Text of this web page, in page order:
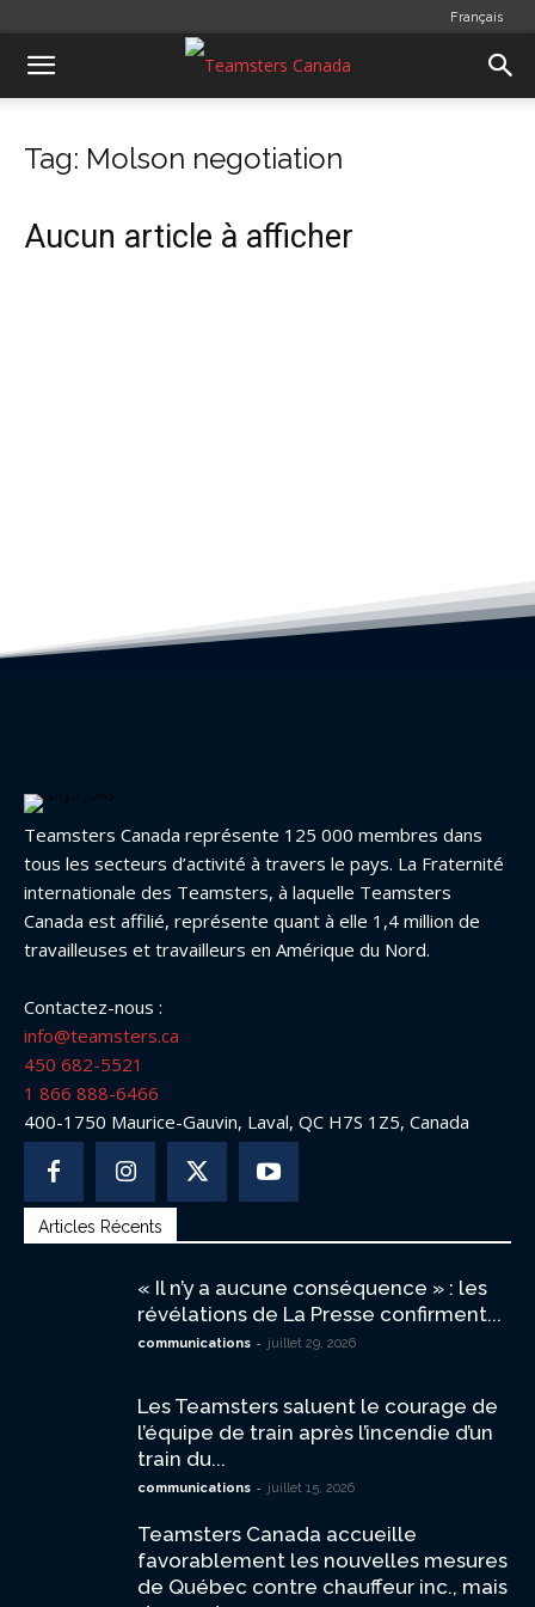
Français
Tag: Molson negotiation
Aucun article à afficher
Teamsters Canada représente 125 000 membres dans
tous les secteurs d’activité à travers le pays. La Fraternité
internationale des Teamsters, à laquelle Teamsters
Canada est affilié, représente quant à elle 1,4 million de
travailleuses et travailleurs en Amérique du Nord.
Contactez-nous :
info@teamsters.ca
450 682-5521
1 866 888-6466
400-1750 Maurice-Gauvin, Laval, QC H7S 1Z5, Canada
Articles Récents
« Il n’y a aucune conséquence » : les
révélations de La Presse confirment...
communications - juillet 29, 2026
Les Teamsters saluent le courage de
l’équipe de train après l’incendie d’un
train du...
communications - juillet 15, 2026
Teamsters Canada accueille
favorablement les nouvelles mesures
de Québec contre chauffeur inc., mais